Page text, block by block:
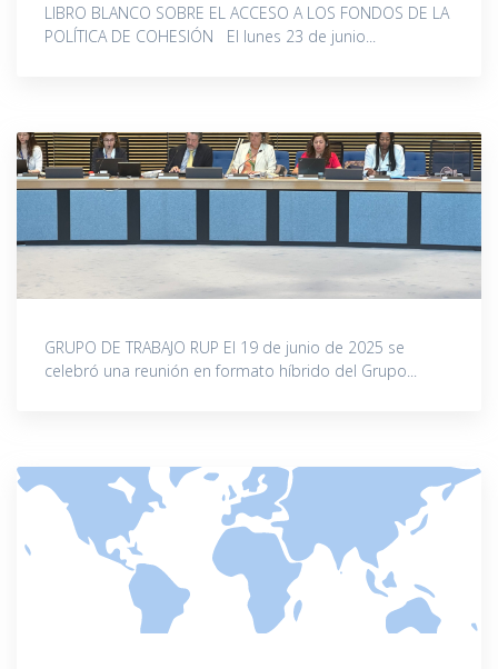
LIBRO BLANCO SOBRE EL ACCESO A LOS FONDOS DE LA
POLÍTICA DE COHESIÓN El lunes 23 de junio...
GRUPO DE TRABAJO RUP El 19 de junio de 2025 se
celebró una reunión en formato híbrido del Grupo...